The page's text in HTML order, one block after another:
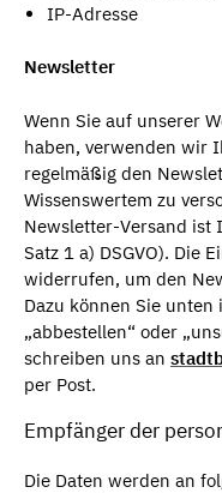
IP-Adresse
Newsletter
Wenn Sie auf unserer
haben, verwenden wir
regelmäßig den
Wissenswertem zu
Newsletter-Versand ist
Satz 1 a) DSGVO). Die
widerrufen, um den
Dazu können Sie
„abbestellen“ oder
schreiben uns an
per Post.
Empfänger der
Die Daten werden an